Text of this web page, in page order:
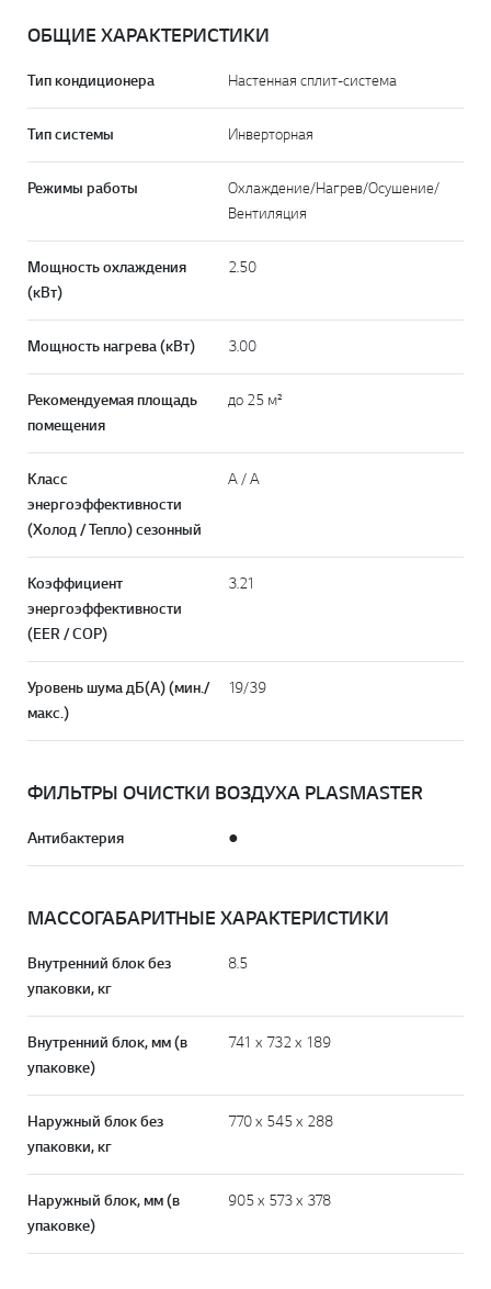
ОБЩИЕ ХАРАКТЕРИСТИКИ
Тип кондиционера Настенная cплит-система
Тип системы Инверторная
Режимы работы
Охлаждение/Нагрев/Осушение/
Вентиляция
Мощность охлаждения
(кВт)
2.50
Мощность нагрева (кВт) 3.00
Рекомендуемая площадь
помещения
до 25 м²
Класс
энергоэффективности
(Холод / Тепло) сезонный
А / A
Коэффициент
энергоэффективности
(EER / COP)
3.21
Уровень шума дБ(А) (мин./
макс.)
19/39
ФИЛЬТРЫ ОЧИСТКИ ВОЗДУХА PLASMASTER
Антибактерия ●
МАССОГАБАРИТНЫЕ ХАРАКТЕРИСТИКИ
Внутренний блок без
упаковки, кг
8.5
Внутренний блок, мм (в
упаковке)
741 х 732 х 189
Наружный блок без
упаковки, кг
770 х 545 х 288
Наружный блок, мм (в
упаковке)
905 х 573 х 378